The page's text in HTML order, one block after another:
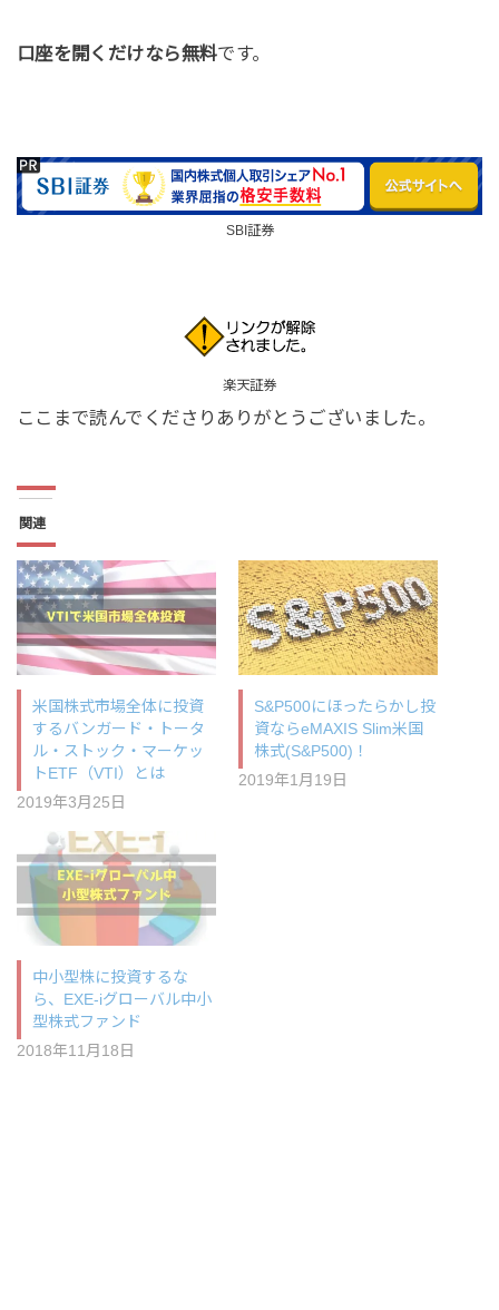
口座を開くだけなら無料です。
SBI証券
楽天証券
ここまで読んでくださりありがとうございました。
関連
米国株式市場全体に投資
するバンガード・トータ
ル・ストック・マーケッ
トETF（VTI）とは
2019年3月25日
S&P500にほったらかし投
資ならeMAXIS Slim米国
株式(S&P500)！
2019年1月19日
中小型株に投資するな
ら、EXE-iグローバル中小
型株式ファンド
2018年11月18日